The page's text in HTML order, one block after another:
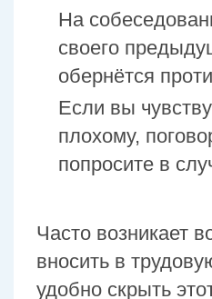
На
своего
обернётся
Если вы
плохому,
попросите в
Часто возникает
вносить в
удобно скрыть